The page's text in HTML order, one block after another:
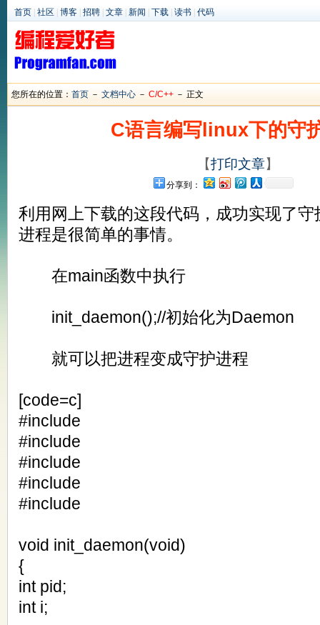
首页 社区 博客 招聘 文章 新闻 下载 读书 代码
您所在的位置： 首页 － 文档中心 － C/C++ － 正文
C语言编写linux下的守
【打印文章】
分享到：
利用网上下载的这段代码，成功实现了
进程是很简单的事情。
在main函数中执行
init_daemon();//初始化为Daemon
就可以把进程变成守护进程
[code=c]
#include
#include
#include
#include
#include
void init_daemon(void)
{
int pid;
int i;